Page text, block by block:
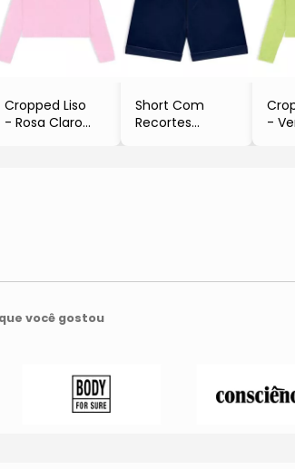
Cropped Liso
- Rosa Claro
Short Com
Recortes
-
você gostou